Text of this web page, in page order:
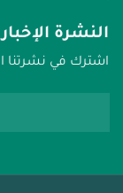
النشرة
اشترك في نشرتنا